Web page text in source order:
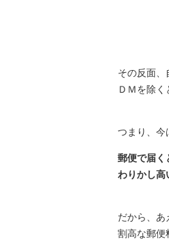
その反面、
ＤＭを除く
つまり、今
郵便で届く
わりかし高
だから、あ
割高な郵便